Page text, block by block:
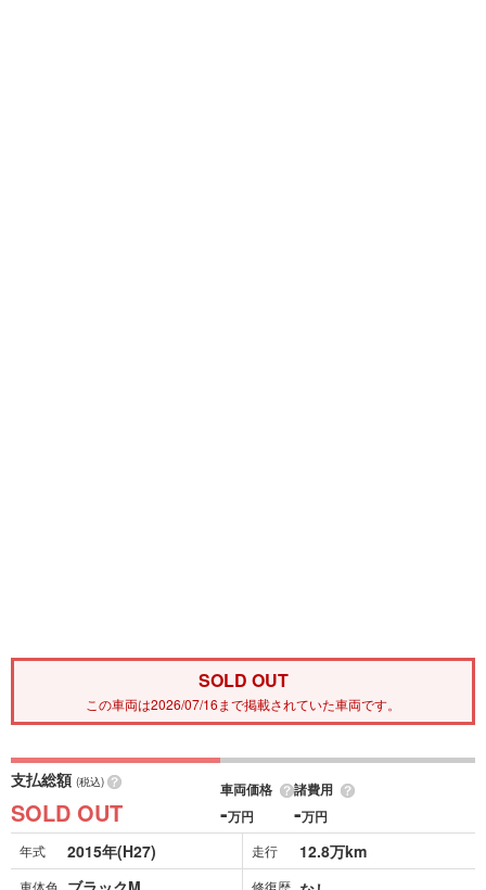
SOLD OUT
この車両は2026/07/16まで掲載されていた車両です。
支払総額 (税込)
SOLD OUT
車両価格
-万円
諸費用
-万円
年式 2015年(H27) 走行 12.8万km
車体色 修復歴